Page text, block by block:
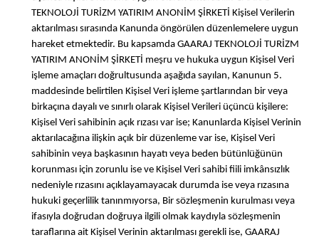
TEKNOLOJİ TURİZM YATIRIM ANONİM ŞİRKETİ Kişisel Verilerin
aktarılması sırasında Kanunda öngörülen düzenlemelere uygun
hareket etmektedir. Bu kapsamda GAARAJ TEKNOLOJİ TURİZM
YATIRIM ANONİM ŞİRKETİ meşru ve hukuka uygun Kişisel Veri
işleme amaçları doğrultusunda aşağıda sayılan, Kanunun 5.
maddesinde belirtilen Kişisel Veri işleme şartlarından bir veya
birkaçına dayalı ve sınırlı olarak Kişisel Verileri üçüncü kişilere:
Kişisel Veri sahibinin açık rızası var ise; Kanunlarda Kişisel Verinin
aktarılacağına ilişkin açık bir düzenleme var ise, Kişisel Veri
sahibinin veya başkasının hayatı veya beden bütünlüğünün
korunması için zorunlu ise ve Kişisel Veri sahibi fiili imkânsızlık
nedeniyle rızasını açıklayamayacak durumda ise veya rızasına
hukuki geçerlilik tanınmıyorsa, Bir sözleşmenin kurulması veya
ifasıyla doğrudan doğruya ilgili olmak kaydıyla sözleşmenin
taraflarına ait Kişisel Verinin aktarılması gerekli ise, GAARAJ